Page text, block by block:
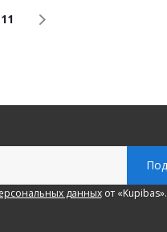
11
данныхот «Kupibas».